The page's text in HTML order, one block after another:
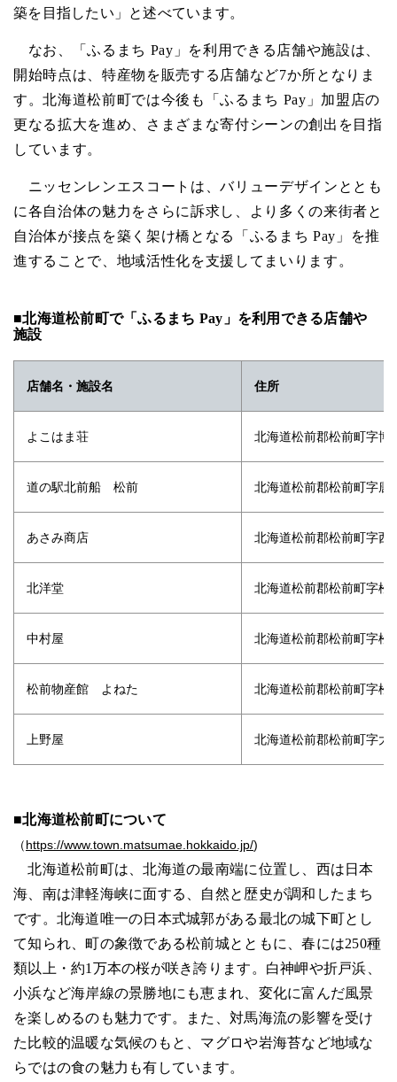
築を目指したい」と述べています。
なお、「ふるまち Pay」を利用できる店舗や施設は、
開始時点は、特産物を販売する店舗など7か所となりま
す。北海道松前町では今後も「ふるまち Pay」加盟店の
更なる拡大を進め、さまざまな寄付シーンの創出を目指
しています。
ニッセンレンエスコートは、バリューデザインととも
に各自治体の魅力をさらに訴求し、より多くの来街者と
自治体が接点を築く架け橋となる「ふるまち Pay」を推
進することで、地域活性化を支援してまいります。
■北海道松前町で「ふるまち Pay」を利用できる店舗や
施設
店舗名・施設名 住所
よこはま荘 北海道松前郡松前町字博
道の駅北前船 松前 北海道松前郡松前町字唐
あさみ商店 北海道松前郡松前町字西
北洋堂 北海道松前郡松前町字松
中村屋 北海道松前郡松前町字松
松前物産館 よねた 北海道松前郡松前町字松
上野屋 北海道松前郡松前町字大
■北海道松前町について
（https://www.town.matsumae.hokkaido.jp/)
北海道松前町は、北海道の最南端に位置し、西は日本
海、南は津軽海峡に面する、自然と歴史が調和したまち
です。北海道唯一の日本式城郭がある最北の城下町とし
て知られ、町の象徴である松前城とともに、春には250種
類以上・約1万本の桜が咲き誇ります。白神岬や折戸浜、
小浜など海岸線の景勝地にも恵まれ、変化に富んだ風景
を楽しめるのも魅力です。また、対馬海流の影響を受け
た比較的温暖な気候のもと、マグロや岩海苔など地域な
らではの食の魅力も有しています。